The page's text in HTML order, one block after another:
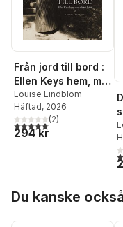
Från jord till bord :
Ellen Keys hem, mat
och trädgård
Louise Lindblom
Häftad, 2026
5,0utav 5 stjärnor. Totalt
(2)
294 kr
Du kanske